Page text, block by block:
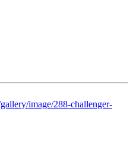
image/288-challenger-